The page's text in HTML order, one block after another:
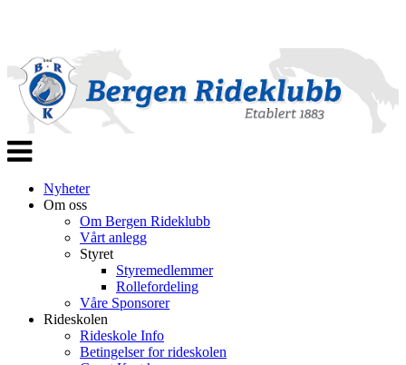
Veksle
navigasjon
Nyheter
Om oss
Om Bergen Rideklubb
Vårt anlegg
Styret
Styremedlemmer
Rollefordeling
Våre Sponsorer
Rideskolen
Rideskole Info
Betingelser for rideskolen